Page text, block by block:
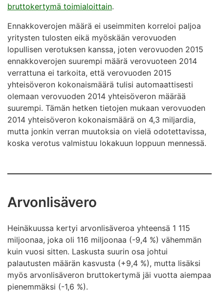
bruttokertymä toimialoittain.
Ennakkoverojen määrä ei useimmiten korreloi paljoa
yritysten tulosten eikä myöskään verovuoden
lopullisen verotuksen kanssa, joten verovuoden 2015
ennakkoverojen suurempi määrä verovuoteen 2014
verrattuna ei tarkoita, että verovuoden 2015
yhteisöveron kokonaismäärä tulisi automaattisesti
olemaan verovuoden 2014 yhteisöveron määrää
suurempi. Tämän hetken tietojen mukaan verovuoden
2014 yhteisöveron kokonaismäärä on 4,3 miljardia,
mutta jonkin verran muutoksia on vielä odotettavissa,
koska verotus valmistuu lokakuun loppuun mennessä.
Arvonlisävero
Heinäkuussa kertyi arvonlisäveroa yhteensä 1 115
miljoonaa, joka oli 116 miljoonaa (-9,4 %) vähemmän
kuin vuosi sitten. Laskusta suurin osa johtui
palautusten määrän kasvusta (+9,4 %), mutta lisäksi
myös arvonlisäveron bruttokertymä jäi vuotta aiempaa
pienemmäksi (-1,6 %).